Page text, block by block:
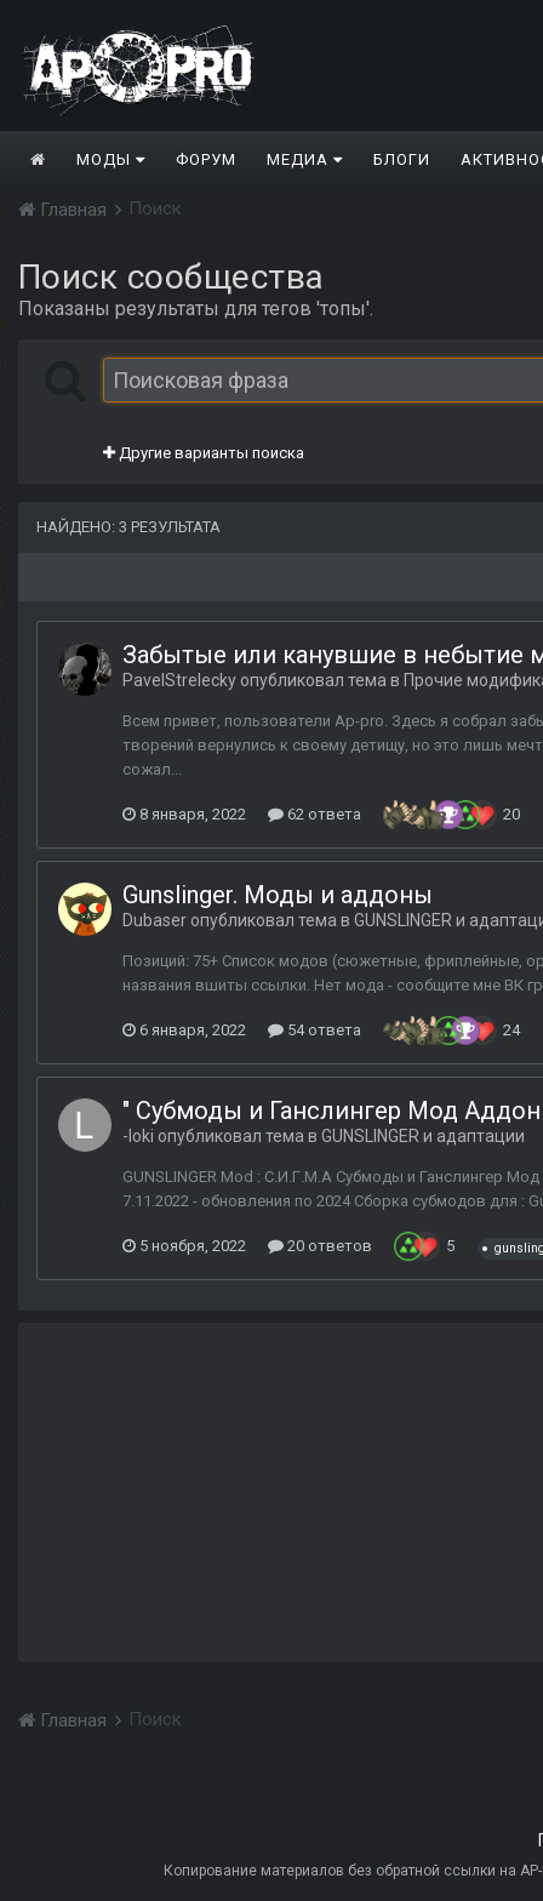
МОДЫ ФОРУМ МЕДИА БЛОГИ
Главная Поиск
Поиск сообщества
Показаны результаты для тегов 'топы'.
Другие варианты поиска
НАЙДЕНО: 3 РЕЗУЛЬТАТА
Забытые или канувшие в небытие
PavelStrelecky опубликовал тема в Прочие
Всем привет, пользователи Ap-pro. Здесь я собрал
творений вернулись к своему детищу, но это лишь
сожал...
8 января, 2022 62 ответа 20
Gunslinger. Моды и аддоны
Dubaser опубликовал тема в GUNSLINGER и
Позиций: 75+ Список модов (сюжетные, фриплейные,
названия вшиты ссылки. Нет мода - сообщите мне ВК
6 января, 2022 54 ответа 24
" Субмоды и Ганслингер Мод
-loki опубликовал тема в GUNSLINGER и адаптации
GUNSLINGER Mod : С.И.Г.М.А Субмоды и Ганслингер
7.11.2022 - обновления по 2024 Сборка субмодов для :
5 ноября, 2022 20 ответов 5
Главная Поиск
Копирование материалов без обратной ссылки на